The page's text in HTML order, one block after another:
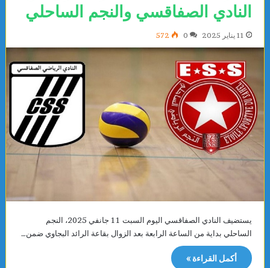
النادي الصفاقسي والنجم الساحلي
11 يناير 2025 0
572
يستضيف النادي الصفاقسي اليوم السبت 11 جانفي 2025، النجم
الساحلي بداية من الساعة الرابعة بعد الزوال بقاعة الرائد البجاوي ضمن…
أكمل القراءة »